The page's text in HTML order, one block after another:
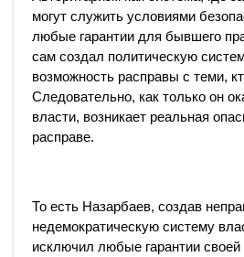
могут служить условиями
любые гарантии для бывшего
сам создал политическую
возможность расправы с теми,
Следовательно, как только он
власти, возникает реальная
расправе.
То есть Назарбаев, создав
недемократическую систему
исключил любые гарантии